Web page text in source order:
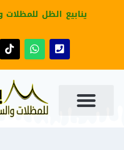
ينابيع الظل